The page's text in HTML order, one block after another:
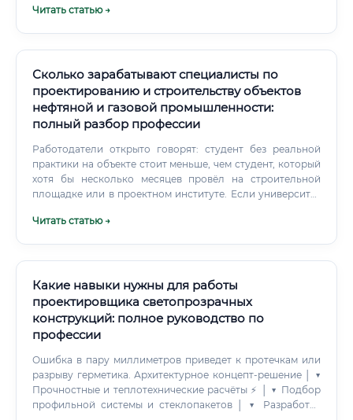
голова? ✅ В зоны ответственности инженера ТГВ входят
Читать статью →
Сколько зарабатывают специалисты по
проектированию и строительству объектов
нефтяной и газовой промышленности:
полный разбор профессии
Работодатели открыто говорят: студент без реальной
практики на объекте стоит меньше, чем студент, который
хотя бы несколько месяцев провёл на строительной
площадке или в проектном институте. Если университет
самостоятельно. Среди молодых специалистов
Читать статью →
Какие навыки нужны для работы
проектировщика светопрозрачных
конструкций: полное руководство по
профессии
Ошибка в пару миллиметров приведет к протечкам или
разрыву герметика. Архитектурное концепт-решение │ ▼
Прочностные и теплотехнические расчёты ⚡ │ ▼ Подбор
профильной системы и стеклопакетов │ ▼ Разработка